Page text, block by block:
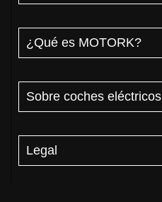
¿Qué es MOTORK?
Sobre coches eléctricos
Legal